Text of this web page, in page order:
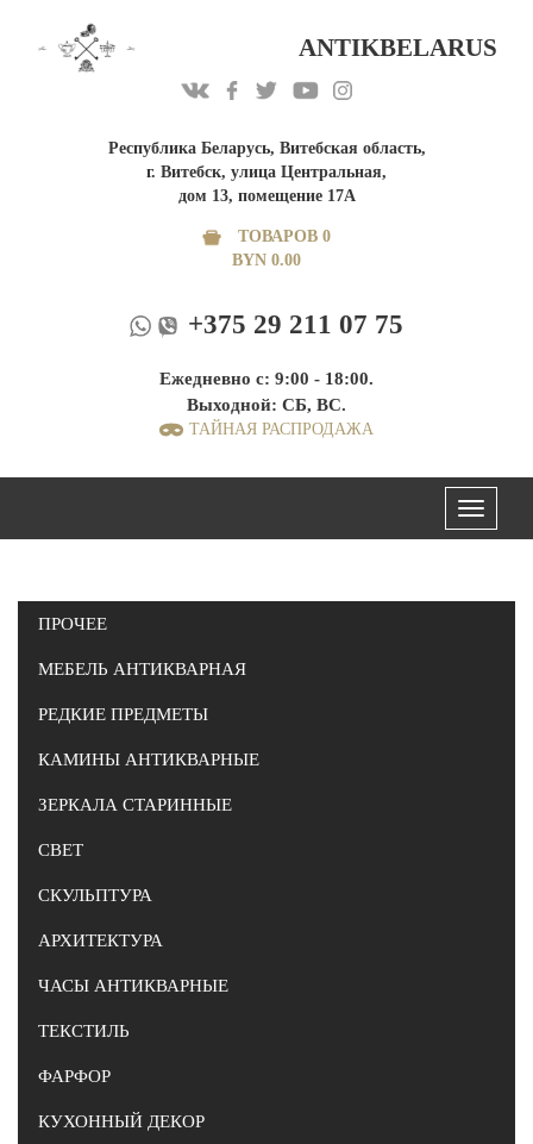
Республика Беларусь, Витебская область,
г. Витебск, улица Центральная,
дом 13, помещение 17А
ANTIKBELARUS
ТОВАРОВ 0
BYN 0.00
+375 29 211 07 75
Ежедневно с: 9:00 - 18:00.
Выходной: СБ, ВС.
ТАЙНАЯ РАСПРОДАЖА
Меню
ПРОЧЕЕ
МЕБЕЛЬ АНТИКВАРНАЯ
РЕДКИЕ ПРЕДМЕТЫ
КАМИНЫ АНТИКВАРНЫЕ
ЗЕРКАЛА СТАРИННЫЕ
СВЕТ
СКУЛЬПТУРА
АРХИТЕКТУРА
ЧАСЫ АНТИКВАРНЫЕ
ТЕКСТИЛЬ
ФАРФОР
КУХОННЫЙ ДЕКОР